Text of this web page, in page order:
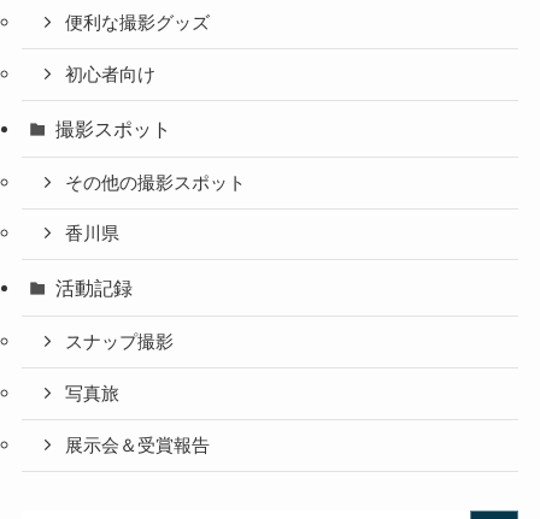
便利な撮影グッズ
初心者向け
撮影スポット
その他の撮影スポット
香川県
活動記録
スナップ撮影
写真旅
展示会＆受賞報告